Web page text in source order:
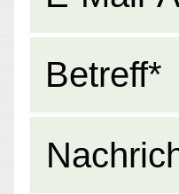
Betreff*